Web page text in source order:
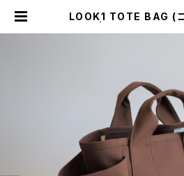
LOOK1 TOTE BAG (